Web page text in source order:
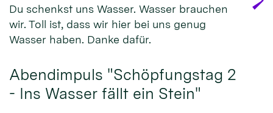
Du schenkst uns Wasser. Wasser brauchen
wir. Toll ist, dass wir hier bei uns genug
Wasser haben. Danke dafür.
Abendimpuls "Schöpfungstag 2
- Ins Wasser fällt ein Stein"